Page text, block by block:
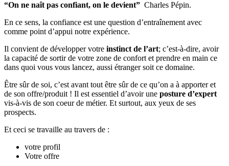
“On ne naît pas confiant, on le devient” Charles Pépin.
En ce sens, la confiance est une question d’entraînement avec
comme point d’appui notre expérience.
Il convient de développer votre instinct de l’art; c’est-à-dire, avoir
la capacité de sortir de votre zone de confort et prendre en main ce
dans quoi vous vous lancez, aussi étranger soit ce domaine.
Être sûr de soi, c’est avant tout être sûr de ce qu’on a à apporter et
de son offre/produit ! Il est essentiel d’avoir une posture d’expert
vis-à-vis de son coeur de métier. Et surtout, aux yeux de ses
prospects.
Et ceci se travaille au travers de :
votre profil
Votre offre